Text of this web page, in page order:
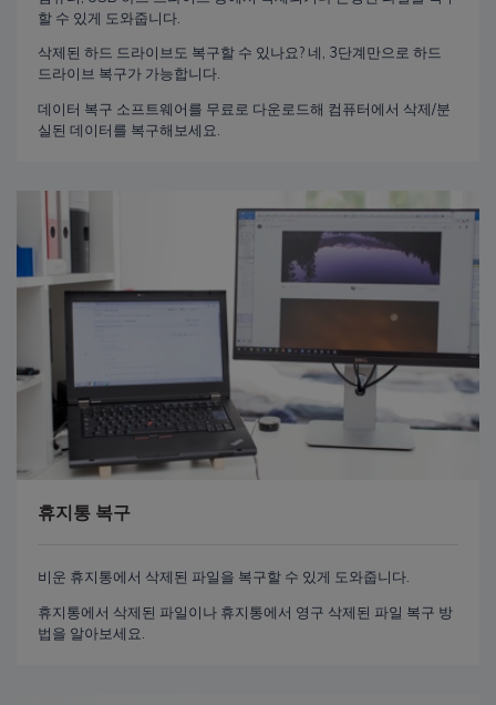
할 수 있게 도와줍니다.
삭제된 하드 드라이브도 복구할 수 있나요? 네, 3단계만으로 하드
드라이브 복구가 가능합니다.
데이터 복구 소프트웨어를 무료로 다운로드해 컴퓨터에서 삭제/분
실된 데이터를 복구해보세요.
휴지통 복구
비운 휴지통에서 삭제된 파일을 복구할 수 있게 도와줍니다.
휴지통에서 삭제된 파일이나 휴지통에서 영구 삭제된 파일 복구 방
법을 알아보세요.